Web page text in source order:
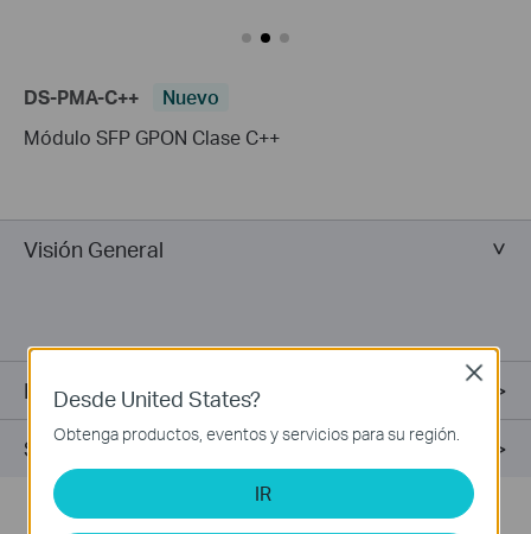
DS-PMA-C++
Nuevo
Módulo SFP GPON Clase C++
Visión General
Especificaciones
Soporte
*El rendimiento real de los datos no está garantizado y puede
Desde United States?
Obtenga productos, eventos y servicios para su región.
IR
Close